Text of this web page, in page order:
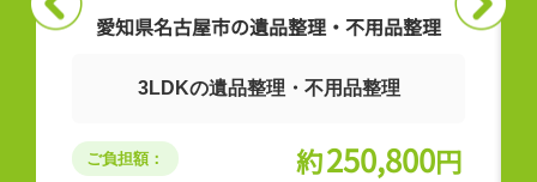
供養
ご負担額： 約203,000円